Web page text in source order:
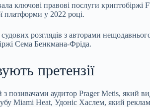
ключові правові послуги
платформи у 2022 році.
розглядів з авторами
Сема Бенкмана-Фріда.
претензії
позивачами аудитор Prager Metis, який
Miami Heat, Удоніс Хаслем, який